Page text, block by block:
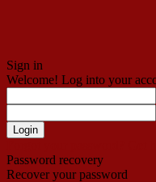
Sign in
Welcome! Log into your
Password recovery
Recover your password